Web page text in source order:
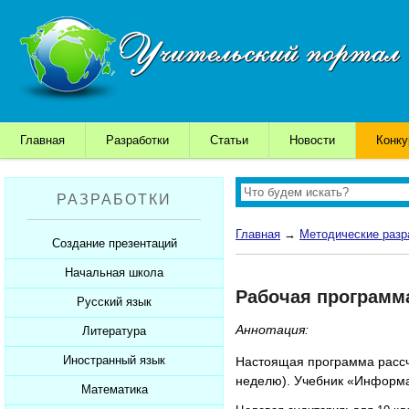
Главная Разработки Статьи Новости
РАЗРАБОТКИ
Создание презентаций
Шаблоны для презентаций
Советы начинающим
Советы дедушки
К презентации...
Начальная школа
Уроки
Презентации
Мультимедийные тесты
Печатные тесты
Русский язык
Уроки
Презентации
Мультимедийные тесты
Литература
Уроки
Презентации
Иностранный язык
Уроки
Математика
Главная → Методические
Рабочая
Аннотация:
Настоящая программа
неделю). Учебник